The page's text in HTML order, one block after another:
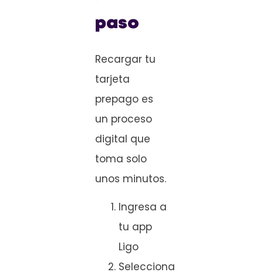
paso
Recargar tu
tarjeta
prepago es
un proceso
digital que
toma solo
unos minutos.
Ingresa a
tu app
Ligo
Selecciona